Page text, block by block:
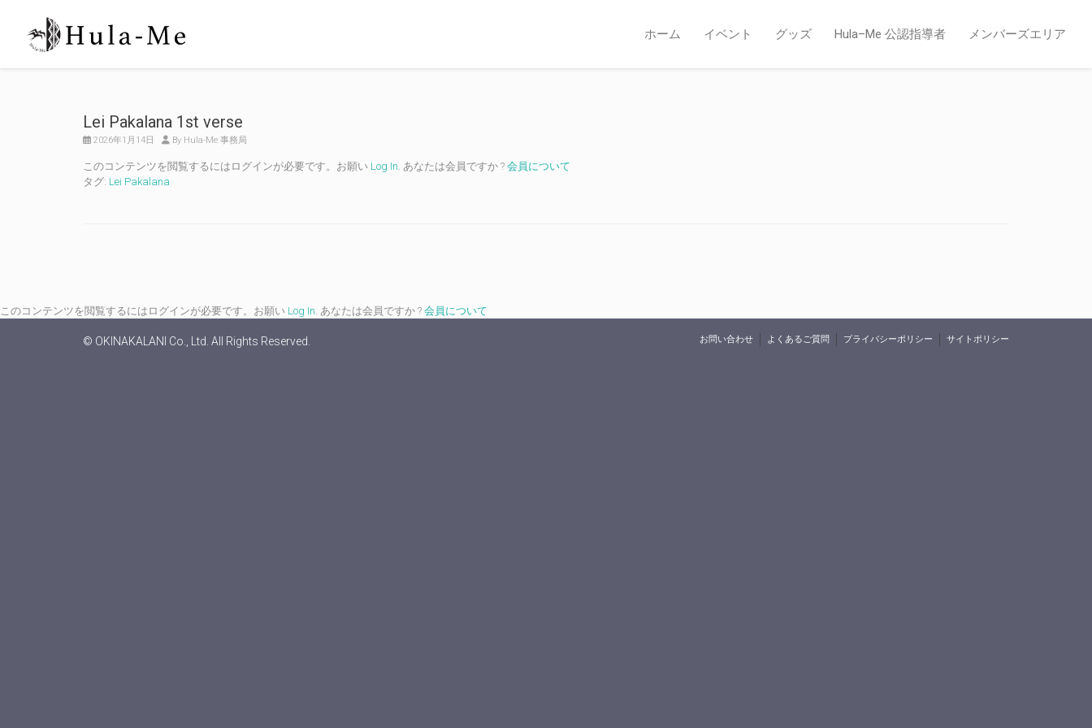
ホーム イベント グッズ Hula–Me 公認指導者 メンバーズエリア
Lei Pakalana 1st verse
2026年1月14日 By Hula-Me 事務局
このコンテンツを閲覧するにはログインが必要です。お願い Log In. あなたは会員ですか ? 会員について
タグ: Lei Pakalana
このコンテンツを閲覧するにはログインが必要です。お願い Log In. あなたは会員ですか ? 会員について
© OKINAKALANI Co., Ltd. All Rights Reserved. お問い合わせ よくあるご質問 プライバシーポリシー サイトポリシー